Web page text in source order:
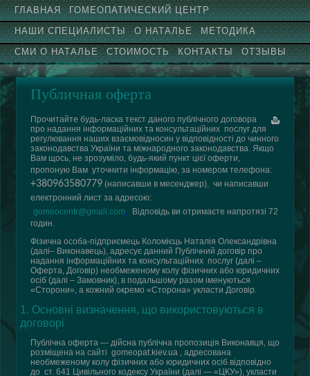
ГЛАВНАЯ
ГОМЕОПАТИЧЕСКИЙ ЦЕНТР
НАШИ СПЕЦИАЛИСТЫ
О НАТАЛЬЕ
МЕТОДИКА
СМИ О НАТАЛЬЕ
СТОИМОСТЬ КОНТАКТЫ ОТЗЫВЫ
Публичная оферта
Прочитайте будь-ласка текст даного публічного договора
про надання інформаційних та консультаційних послуг для
регулювання наших взаємовідносин у відповідності до чинного
законодавства України та міжнародного законодавства. Якщо
Вам щось, не зрозуміло, будь-який пункт цієї оферти,
пропоную Вам уточнити інформацію, за номером телефона:
+380963580779 (напиcавши в месенджер), чи написавши
електронний лист за адресою:
gomeocentr@gmail.com. Відповідь ви отримаєте напротязі 72
годин.
Фізична особа-підприємець Коломієць Наталія Олександрівна
(далі– Виконавець), адресує данний Публічний договір про
надання інформаційних та консультаційних послуг (далі –
Оферта, Договір) необмеженому колу фізичних або юридичних
осіб (далі – Замовник), в подальшому разом іменуються
«Сторони», а кожний окремо «Сторона» укласти Договір.
1. Основні визначення, що використовуються в
договорі
Публічна оферта — дійсна публічна пропозиція Виконавця, що
розміщена на сайті gomeopat.kiev.ua , адресована
необмеженому колу фізичних або юридичних осіб відповідно
до ст. 641 Цивільного кодексу України (далі — «ЦКУ»), укласти